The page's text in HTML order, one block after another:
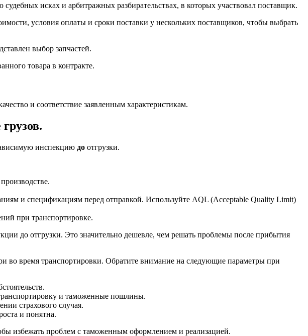
исках и арбитражных разбирательствах, в которых участвовал поставщик.
условия оплаты и сроки поставки у нескольких поставщиков, чтобы выбрать
выбор запчастей.
товара в контракте.
и соответствие заявленным характеристикам.
инспекцию до отгрузки.
и спецификациям перед отправкой. Используйте AQL (Acceptable Quality Limit)
при транспортировке.
до отгрузки. Это значительно дешевле, чем решать проблемы после прибытия
во время транспортировки. Обратите внимание на следующие параметры при
и таможенные пошлины.
страхового случая.
и понятна.
избежать проблем с таможенным оформлением и реализацией.